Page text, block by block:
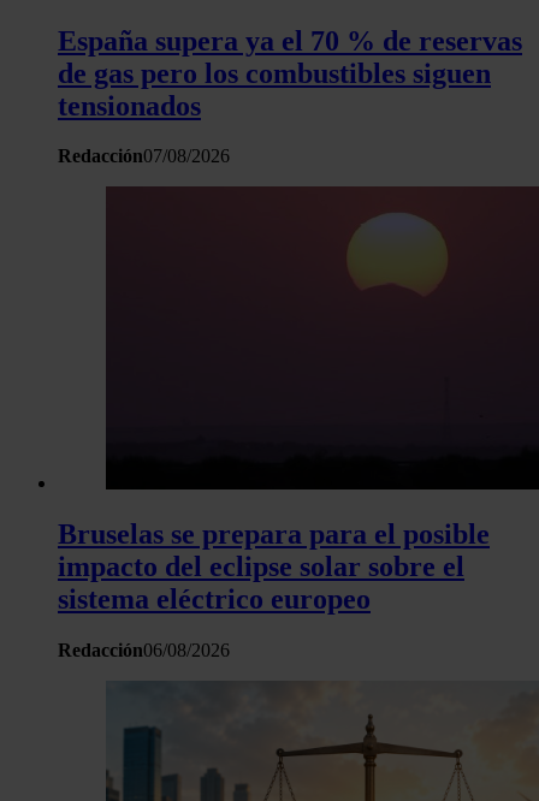
España supera ya el 70 % de reservas
de gas pero los combustibles siguen
tensionados
Redacción07/08/2026
Bruselas se prepara para el posible
impacto del eclipse solar sobre el
sistema eléctrico europeo
Redacción06/08/2026